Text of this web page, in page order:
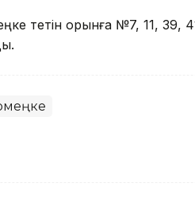
өтетін орынға №7, 11, 39,